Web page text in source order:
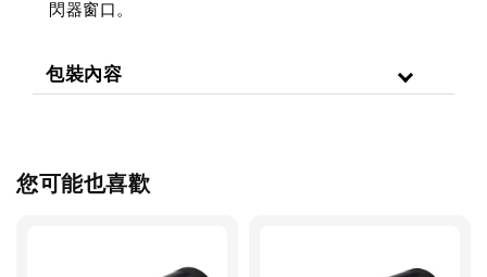
閃器窗口。
包裝內容
您可能也喜歡